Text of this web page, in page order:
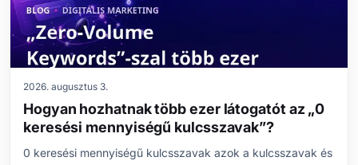
2026. augusztus 3.
Hogyan hozhatnak több ezer látogatót az „0
keresési mennyiségű kulcsszavak”?
0 keresési mennyiségű kulcsszavak azok a kulcsszavak és